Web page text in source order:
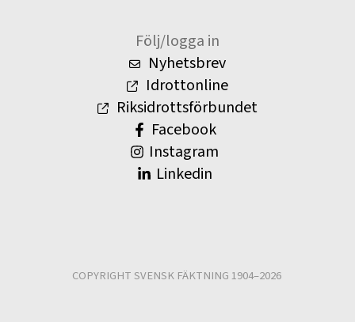
Följ/logga in
Nyhetsbrev
Idrottonline
Riksidrottsförbundet
Facebook
Instagram
Linkedin
COPYRIGHT SVENSK FÄKTNING 1904–2026